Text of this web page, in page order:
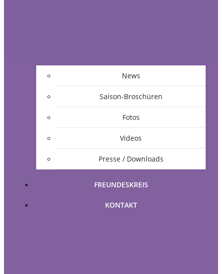
News
Saison-Broschüren
Fotos
Videos
Presse / Downloads
FREUNDESKREIS
KONTAKT